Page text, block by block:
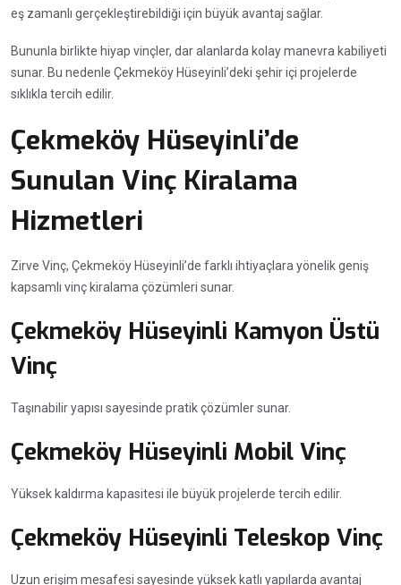
eş zamanlı gerçekleştirebildiği için büyük avantaj sağlar.
Bununla birlikte hiyap vinçler, dar alanlarda kolay manevra kabiliyeti
sunar. Bu nedenle Çekmeköy Hüseyinli’deki şehir içi projelerde
sıklıkla tercih edilir.
Çekmeköy Hüseyinli’de
Sunulan Vinç Kiralama
Hizmetleri
Zirve Vinç, Çekmeköy Hüseyinli’de farklı ihtiyaçlara yönelik geniş
kapsamlı vinç kiralama çözümleri sunar.
Çekmeköy Hüseyinli Kamyon Üstü
Vinç
Taşınabilir yapısı sayesinde pratik çözümler sunar.
Çekmeköy Hüseyinli Mobil Vinç
Yüksek kaldırma kapasitesi ile büyük projelerde tercih edilir.
Çekmeköy Hüseyinli Teleskop Vinç
Uzun erişim mesafesi sayesinde yüksek katlı yapılarda avantaj